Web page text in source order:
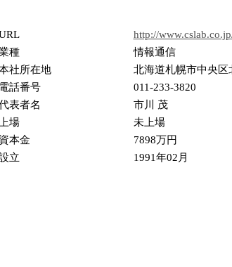
http://
種
情報通信
社所在地
北海道札幌市中央区
電話番号
011-233-3820
表者名
市川 茂
上場
未上場
資本金
7898万円
立
1991年02月